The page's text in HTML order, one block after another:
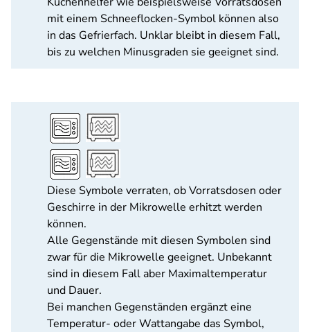
mit einem Schneeflocken-Symbol können also
in das Gefrierfach. Unklar bleibt in diesem Fall,
bis zu welchen Minusgraden sie geeignet sind.
Diese Symbole verraten, ob Vorratsdosen oder
Geschirre in der Mikrowelle erhitzt werden
können.
Alle Gegenstände mit diesen Symbolen sind
zwar für die Mikrowelle geeignet. Unbekannt
sind in diesem Fall aber Maximaltemperatur
und Dauer.
Bei manchen Gegenständen ergänzt eine
Temperatur- oder Wattangabe das Symbol,